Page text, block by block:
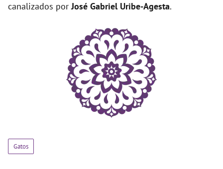
canalizados porJosé Gabriel Uribe-Agesta.
Gatos